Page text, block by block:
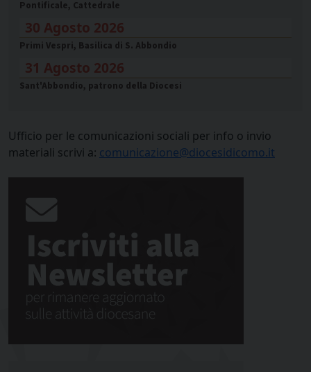
Pontificale, Cattedrale
30 Agosto 2026
Primi Vespri, Basilica di S. Abbondio
31 Agosto 2026
Sant'Abbondio, patrono della Diocesi
Ufficio per le comunicazioni sociali per info o invio
materiali scrivi a: comunicazione@diocesidicomo.it